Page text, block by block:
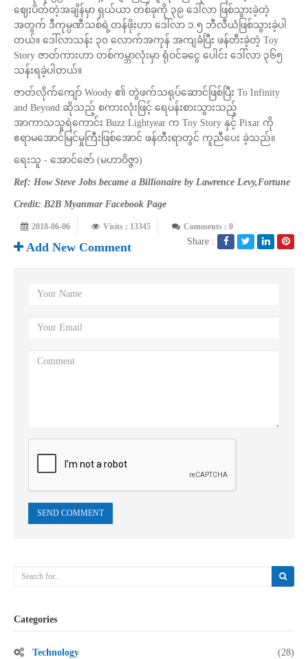
ဈေးပိတ်တဲ့အချိန်မှာ ရှယ်ယာ တစ်ခုကို ၃၉ ဒေါ်လာ ဖြစ်သွားခဲ့တဲ့
အတွက် ဒီကုမ္ပဏီသစ်ရဲ့တန်ဖိုးဟာ ဒေါ်လာ ၁.၅ ဘီလီယံဖြစ်သွားခဲ့ပါ
တယ်။ ဒေါ်လာသန်း ၃၀ လောက်အကုန် အကျခံပြီး ဖန်တီးခဲ့တဲ့ Toy
Story ဇာတ်ကားဟာ တစ်ကမ္ဘာလုံးမှာ ရုံဝင်ခငွေ ပေါင်း ဒေါ်လာ ၃၆၅
သန်းရခဲ့ပါတယ်။
ဇာတ်လိုက်ကျော် Woody ၏ တွဲဖက်သရုပ်ဆောင်ဖြစ်ပြီး To Infinity
and Beyond ဆိုသည့် စကားလုံးဖြင့် ရေပန်းစားသွားသည့်
အာကာသသူရဲကောင်း Buzz Lightyear က Toy Story နှင့် Pixar ကို
ဧရာမအောင်မြင်မှုကြီးဖြစ်အောင် ဖန်တီးရာတွင် ကူညီပေး ခဲ့သည်။
ရေးသူ - အောင်ဇော် (မဟာဝိဇ္ဇာ)
Ref: How Steve Jobs became a Billionaire by Lawrence Levy,Fortune
Credit: B2B Myanmar Facebook Page
2018-06-06 Visits : 13345 Comments : 0
Share :
Add New Comment
SEND COMMENT
Categories
Technology (28)